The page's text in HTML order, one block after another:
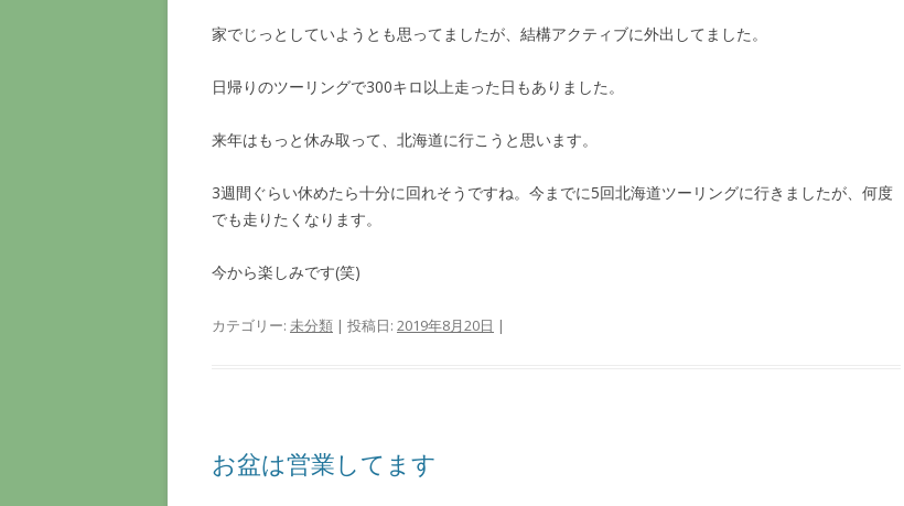
家でじっとしていようとも思ってましたが、結構アクティブに外出してました。
日帰りのツーリングで300キロ以上走った日もありました。
来年はもっと休み取って、北海道に行こうと思います。
3週間ぐらい休めたら十分に回れそうですね。今までに5回北海道ツーリングに行きましたが、何度
でも走りたくなります。
今から楽しみです(笑)
カテゴリー: 未分類 | 投稿日: 2019年8月20日 |
お盆は営業してます